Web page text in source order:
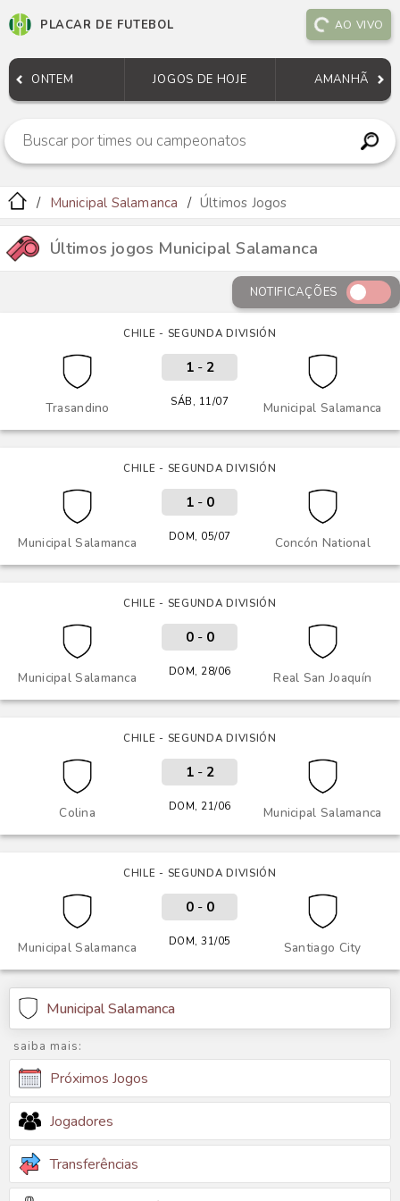
PLACAR DE FUTEBOL AO VIVO
ONTEM JOGOS DE HOJE AMANHÃ
Municipal Salamanca Últimos Jogos
Últimos jogos Municipal Salamanca
NOTIFICAÇÕES
CHILE - SEGUNDA DIVISIÓN
Trasandino Municipal Salamanca
1- 2
SÁB, 11/07
CHILE - SEGUNDA DIVISIÓN
Municipal Salamanca Concón National
1- 0
DOM, 05/07
CHILE - SEGUNDA DIVISIÓN
Municipal Salamanca Real San Joaquín
0- 0
DOM, 28/06
CHILE - SEGUNDA DIVISIÓN
Colina Municipal Salamanca
1- 2
DOM, 21/06
CHILE - SEGUNDA DIVISIÓN
Municipal Salamanca Santiago City
0- 0
DOM, 31/05
Municipal Salamanca
saiba mais:
Próximos Jogos
Jogadores
Transferências